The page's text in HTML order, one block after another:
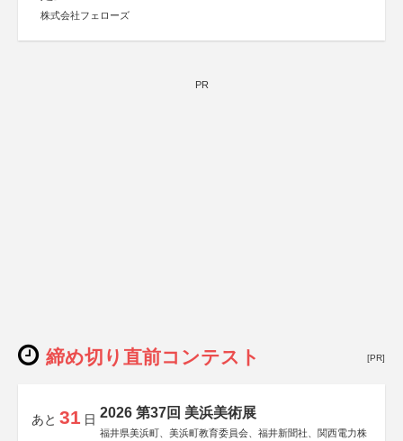
株式会社フェローズ
PR
締め切り直前コンテスト [PR]
あと 31 日 2026 第37回 美浜美術展
福井県美浜町、美浜町教育委員会、福井新聞社、関西電力株